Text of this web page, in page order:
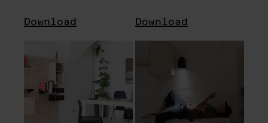
Download Download